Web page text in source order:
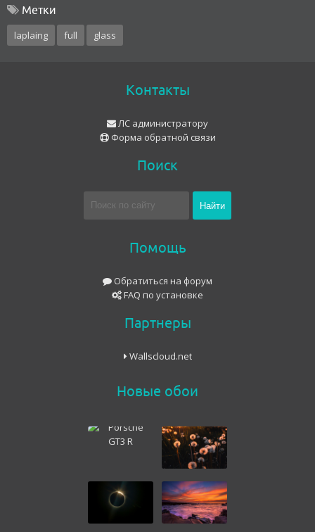
Метки
laplaing full glass
Контакты
ЛС администратору
Форма обратной связи
Поиск
Помощь
Обратиться на форум
FAQ по установке
Партнеры
Wallscloud.net
Новые обои